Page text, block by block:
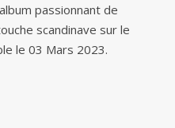
passionnant de
scandinave sur le
le 03 Mars 2023.